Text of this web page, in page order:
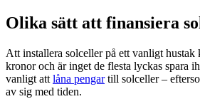
Olika sätt att finansiera
Att installera solceller på ett vanligt hustak
kronor och är inget de flesta lyckas spara
vanligt att låna pengartill solceller –
av sig med tiden.